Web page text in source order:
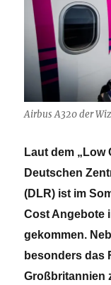
Airbus A320 der
Laut dem „Low
Deutschen
(DLR) ist im
Cost Angebote
gekommen.
besonders das
Großbritannien